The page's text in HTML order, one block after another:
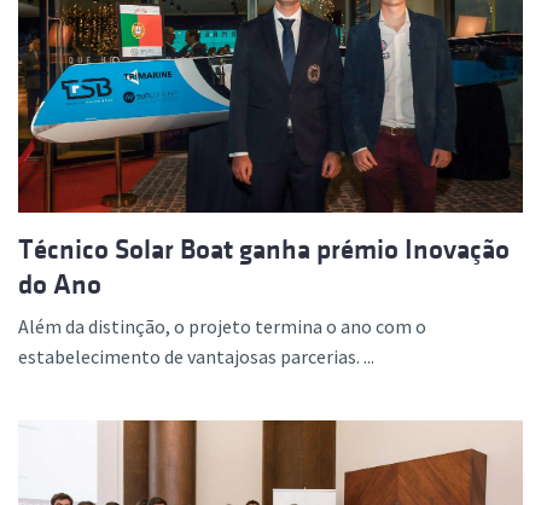
Técnico Solar Boat ganha prémio Inovação
do Ano
Além da distinção, o projeto termina o ano com o
estabelecimento de vantajosas parcerias. ...